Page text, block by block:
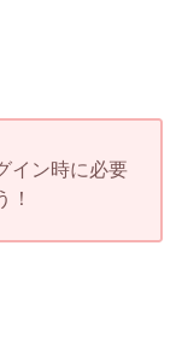
イン時に必要
！